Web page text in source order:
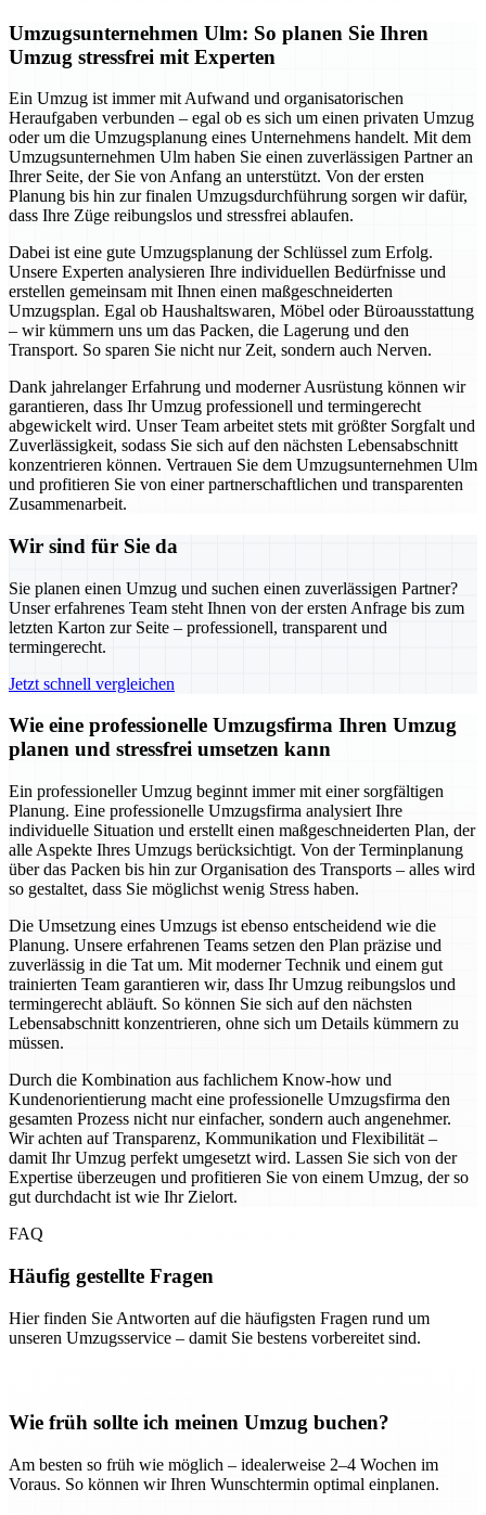
Umzugsunternehmen Ulm: So planen Sie Ihren
Umzug stressfrei mit Experten
Ein Umzug ist immer mit Aufwand und organisatorischen
Heraufgaben verbunden – egal ob es sich um einen privaten Umzug
oder um die Umzugsplanung eines Unternehmens handelt. Mit dem
Umzugsunternehmen Ulm haben Sie einen zuverlässigen Partner an
Ihrer Seite, der Sie von Anfang an unterstützt. Von der ersten
Planung bis hin zur finalen Umzugsdurchführung sorgen wir dafür,
dass Ihre Züge reibungslos und stressfrei ablaufen.
Dabei ist eine gute Umzugsplanung der Schlüssel zum Erfolg.
Unsere Experten analysieren Ihre individuellen Bedürfnisse und
erstellen gemeinsam mit Ihnen einen maßgeschneiderten
Umzugsplan. Egal ob Haushaltswaren, Möbel oder Büroausstattung
– wir kümmern uns um das Packen, die Lagerung und den
Transport. So sparen Sie nicht nur Zeit, sondern auch Nerven.
Dank jahrelanger Erfahrung und moderner Ausrüstung können wir
garantieren, dass Ihr Umzug professionell und termingerecht
abgewickelt wird. Unser Team arbeitet stets mit größter Sorgfalt und
Zuverlässigkeit, sodass Sie sich auf den nächsten Lebensabschnitt
konzentrieren können. Vertrauen Sie dem Umzugsunternehmen Ulm
und profitieren Sie von einer partnerschaftlichen und transparenten
Zusammenarbeit.
Wir sind für Sie da
Sie planen einen Umzug und suchen einen zuverlässigen Partner?
Unser erfahrenes Team steht Ihnen von der ersten Anfrage bis zum
letzten Karton zur Seite – professionell, transparent und
termingerecht.
Jetzt schnell vergleichen
Wie eine professionelle Umzugsfirma Ihren Umzug
planen und stressfrei umsetzen kann
Ein professioneller Umzug beginnt immer mit einer sorgfältigen
Planung. Eine professionelle Umzugsfirma analysiert Ihre
individuelle Situation und erstellt einen maßgeschneiderten Plan, der
alle Aspekte Ihres Umzugs berücksichtigt. Von der Terminplanung
über das Packen bis hin zur Organisation des Transports – alles wird
so gestaltet, dass Sie möglichst wenig Stress haben.
Die Umsetzung eines Umzugs ist ebenso entscheidend wie die
Planung. Unsere erfahrenen Teams setzen den Plan präzise und
zuverlässig in die Tat um. Mit moderner Technik und einem gut
trainierten Team garantieren wir, dass Ihr Umzug reibungslos und
termingerecht abläuft. So können Sie sich auf den nächsten
Lebensabschnitt konzentrieren, ohne sich um Details kümmern zu
müssen.
Durch die Kombination aus fachlichem Know-how und
Kundenorientierung macht eine professionelle Umzugsfirma den
gesamten Prozess nicht nur einfacher, sondern auch angenehmer.
Wir achten auf Transparenz, Kommunikation und Flexibilität –
damit Ihr Umzug perfekt umgesetzt wird. Lassen Sie sich von der
Expertise überzeugen und profitieren Sie von einem Umzug, der so
gut durchdacht ist wie Ihr Zielort.
FAQ
Häufig gestellte Fragen
Hier finden Sie Antworten auf die häufigsten Fragen rund um
unseren Umzugsservice – damit Sie bestens vorbereitet sind.
Wie früh sollte ich meinen Umzug buchen?
Am besten so früh wie möglich – idealerweise 2–4 Wochen im
Voraus. So können wir Ihren Wunschtermin optimal einplanen.